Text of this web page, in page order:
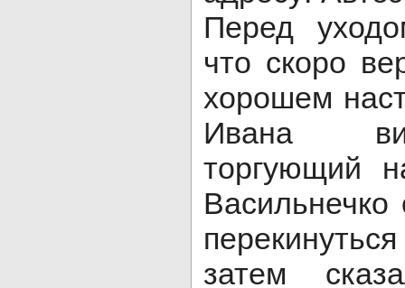
Перед
что скоро
хорошем
Ивана
торгующий
Васильнечко
затем